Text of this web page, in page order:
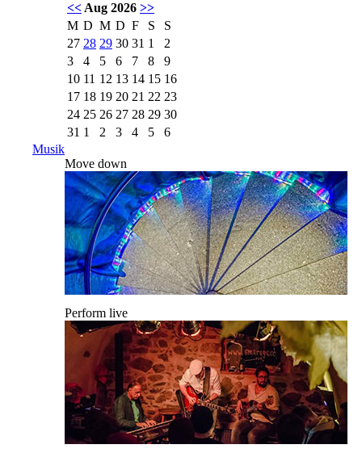
<< Aug 2026 >>
M D M D F S
S
27 28 29 30 31 1
2
3
4 5 6 7 8
9
10 11 12 13 14 15 16
17 18 19 20 21 22 23
24 25 26 27 28 29 30
31 1 2 3 4 5
6
Musik
Move down
Perform live